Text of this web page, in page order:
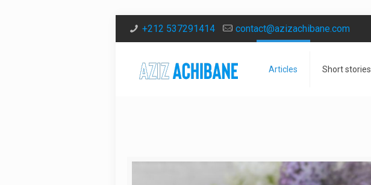
+212 537291414 contact@azizachibane.com
Articles Short stories